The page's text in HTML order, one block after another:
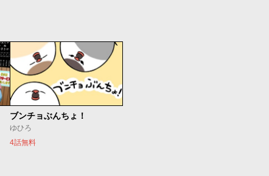
ブンチョぶんちょ！
ゆひろ
4話無料